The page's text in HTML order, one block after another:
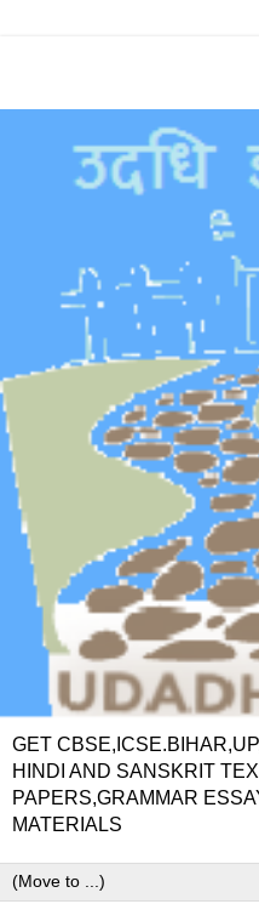
GET
HINDI AND SANSKRIT
PAPERS,GRAMMAR
MATERIALS